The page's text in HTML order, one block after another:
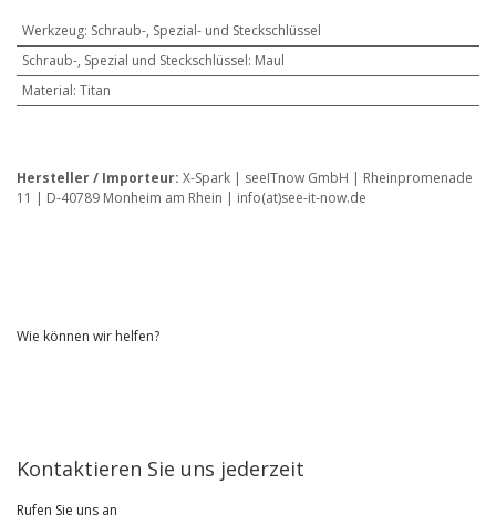
Werkzeug: Schraub-, Spezial- und Steckschlüssel
Schraub-, Spezial und Steckschlüssel: Maul
Material: Titan
Hersteller / Importeur: X-Spark | seeITnow GmbH | Rheinpromenade
11 | D-40789 Monheim am Rhein | info(at)see-it-now.de
Wie können wir helfen?
Kontaktieren Sie uns jederzeit
Rufen Sie uns an